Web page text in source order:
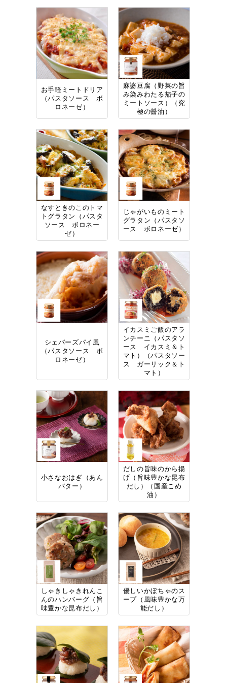
お手軽ミートドリア
（パスタソース ボ
ロネーゼ）
麻婆豆腐（野菜の旨
み染みわたる茄子の
ミートソース）（究
極の醤油）
なすときのこのトマ
トグラタン（パスタ
ソース ボロネー
ゼ）
じゃがいものミート
グラタン（パスタソ
ース ボロネーゼ）
シェパーズパイ風
（パスタソース ボ
ロネーゼ）
イカスミご飯のアラ
ンチーニ（パスタソ
ース イカスミ＆ト
マト）（パスタソー
ス ガーリック＆ト
マト）
小さなおはぎ（あん
バター）
だしの旨味のから揚
げ（旨味豊かな昆布
だし）（国産こめ
油）
しゃきしゃきれんこ
んのハンバーグ（旨
味豊かな昆布だし）
優しいかぼちゃのス
ープ（風味豊かな万
能だし）